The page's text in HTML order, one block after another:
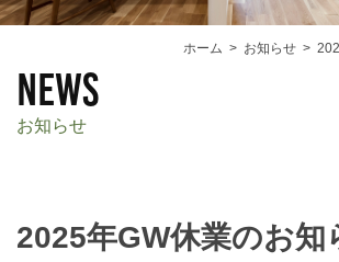
ホーム お知らせ
news
お知らせ
2025年GW休業のお知